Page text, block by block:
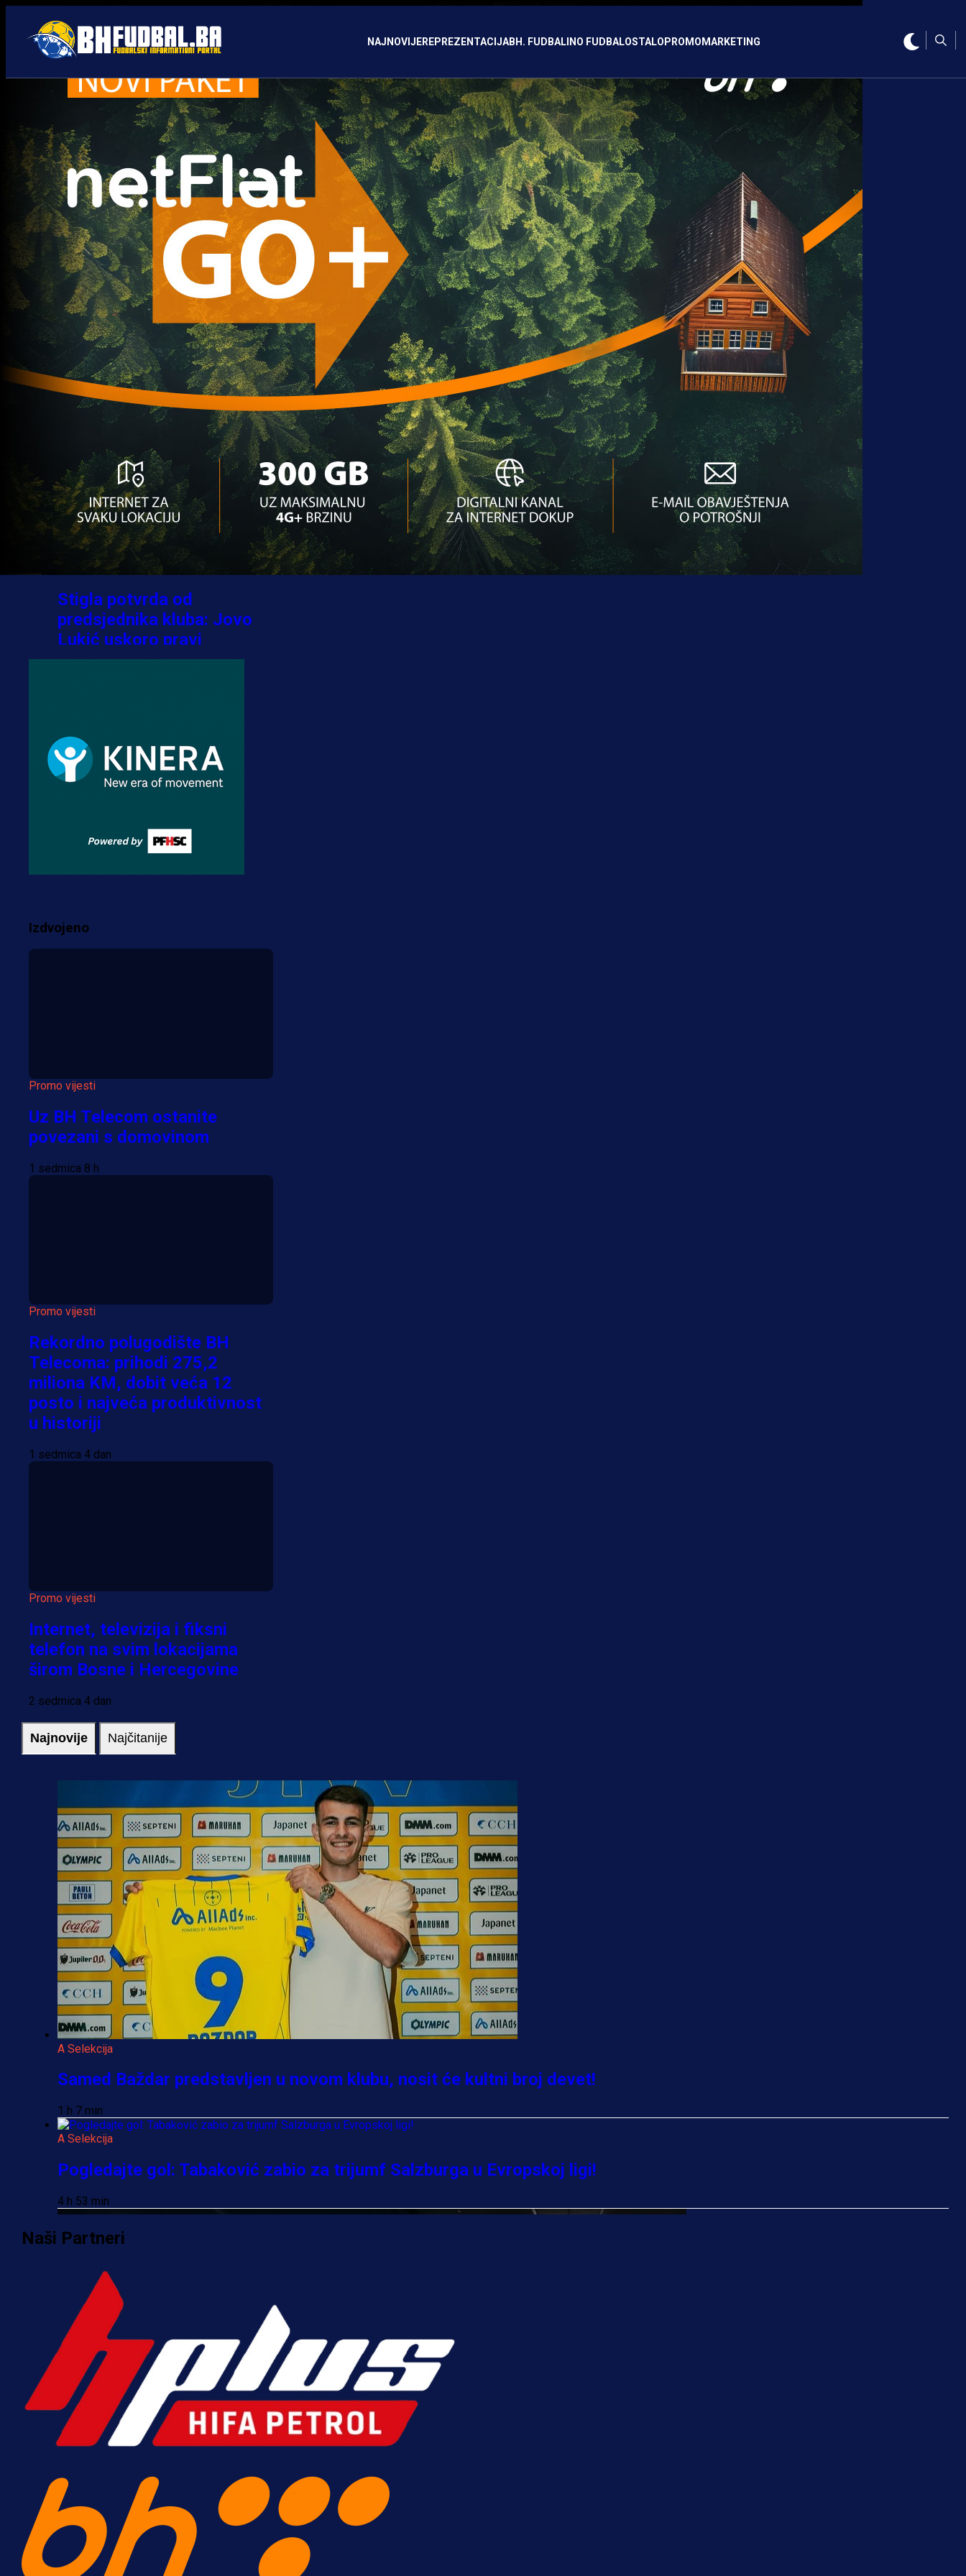
NAJNOVIJEREPREZENTACIJABH. FUDBALINO FUDBALOSTALO PROMO MARKETING
Faruk Hadžibegić
Trenutno nema novosti za navedeni tag.
Najčitanije Najnovije
A Selekcija
Sve je gotovo: Edin Džeko
donio odluku, evo gdje
nastavlja karijeru!
1 sedmica 5 dan
A Selekcija
Ovo niko nije očekivao:
Nikola Vasilj iznenadio
izborom novog kluba!
A Selekcija
Jovo Lukić ima novi klub:
Trener Cluja praktično
potvrdio veliki transfer!
3 dan 21 h
A Selekcija
Stigla potvrda od
predsjednika kluba: Jovo
Lukić uskoro pravi
transfer!?
Zmajevi dobili veliko
pojačanje: Fudbaler
Olympiacosa želi obući
Premijer liga BiH
Misimović priveden: SIPA
Borac!
Izdvojeno
Promo vijesti
Uz BH Telecom ostanite
povezani s domovinom
1 sedmica 8 h
Promo vijesti
Rekordno polugodište BH
Telecoma: prihodi 275,2
miliona KM, dobit veća 12
posto i najveća produktivnost
u historiji
1 sedmica 4 dan
Promo vijesti
Internet, televizija i fiksni
telefon na svim lokacijama
širom Bosne i Hercegovine
2 sedmica 4 dan
Najnovije Najčitanije
A Selekcija
Samed Baždar predstavljen u novom klubu, nosit će kultni broj devet!
1 h 7 min
A Selekcija
Pogledajte gol: Tabaković zabio za trijumf Salzburga u Evropskoj ligi!
4 h 53 min
Naši Partneri